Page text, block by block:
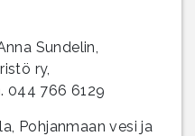
Sundelin,
ry,
044 766 6129
Pohjanmaan vesi ja